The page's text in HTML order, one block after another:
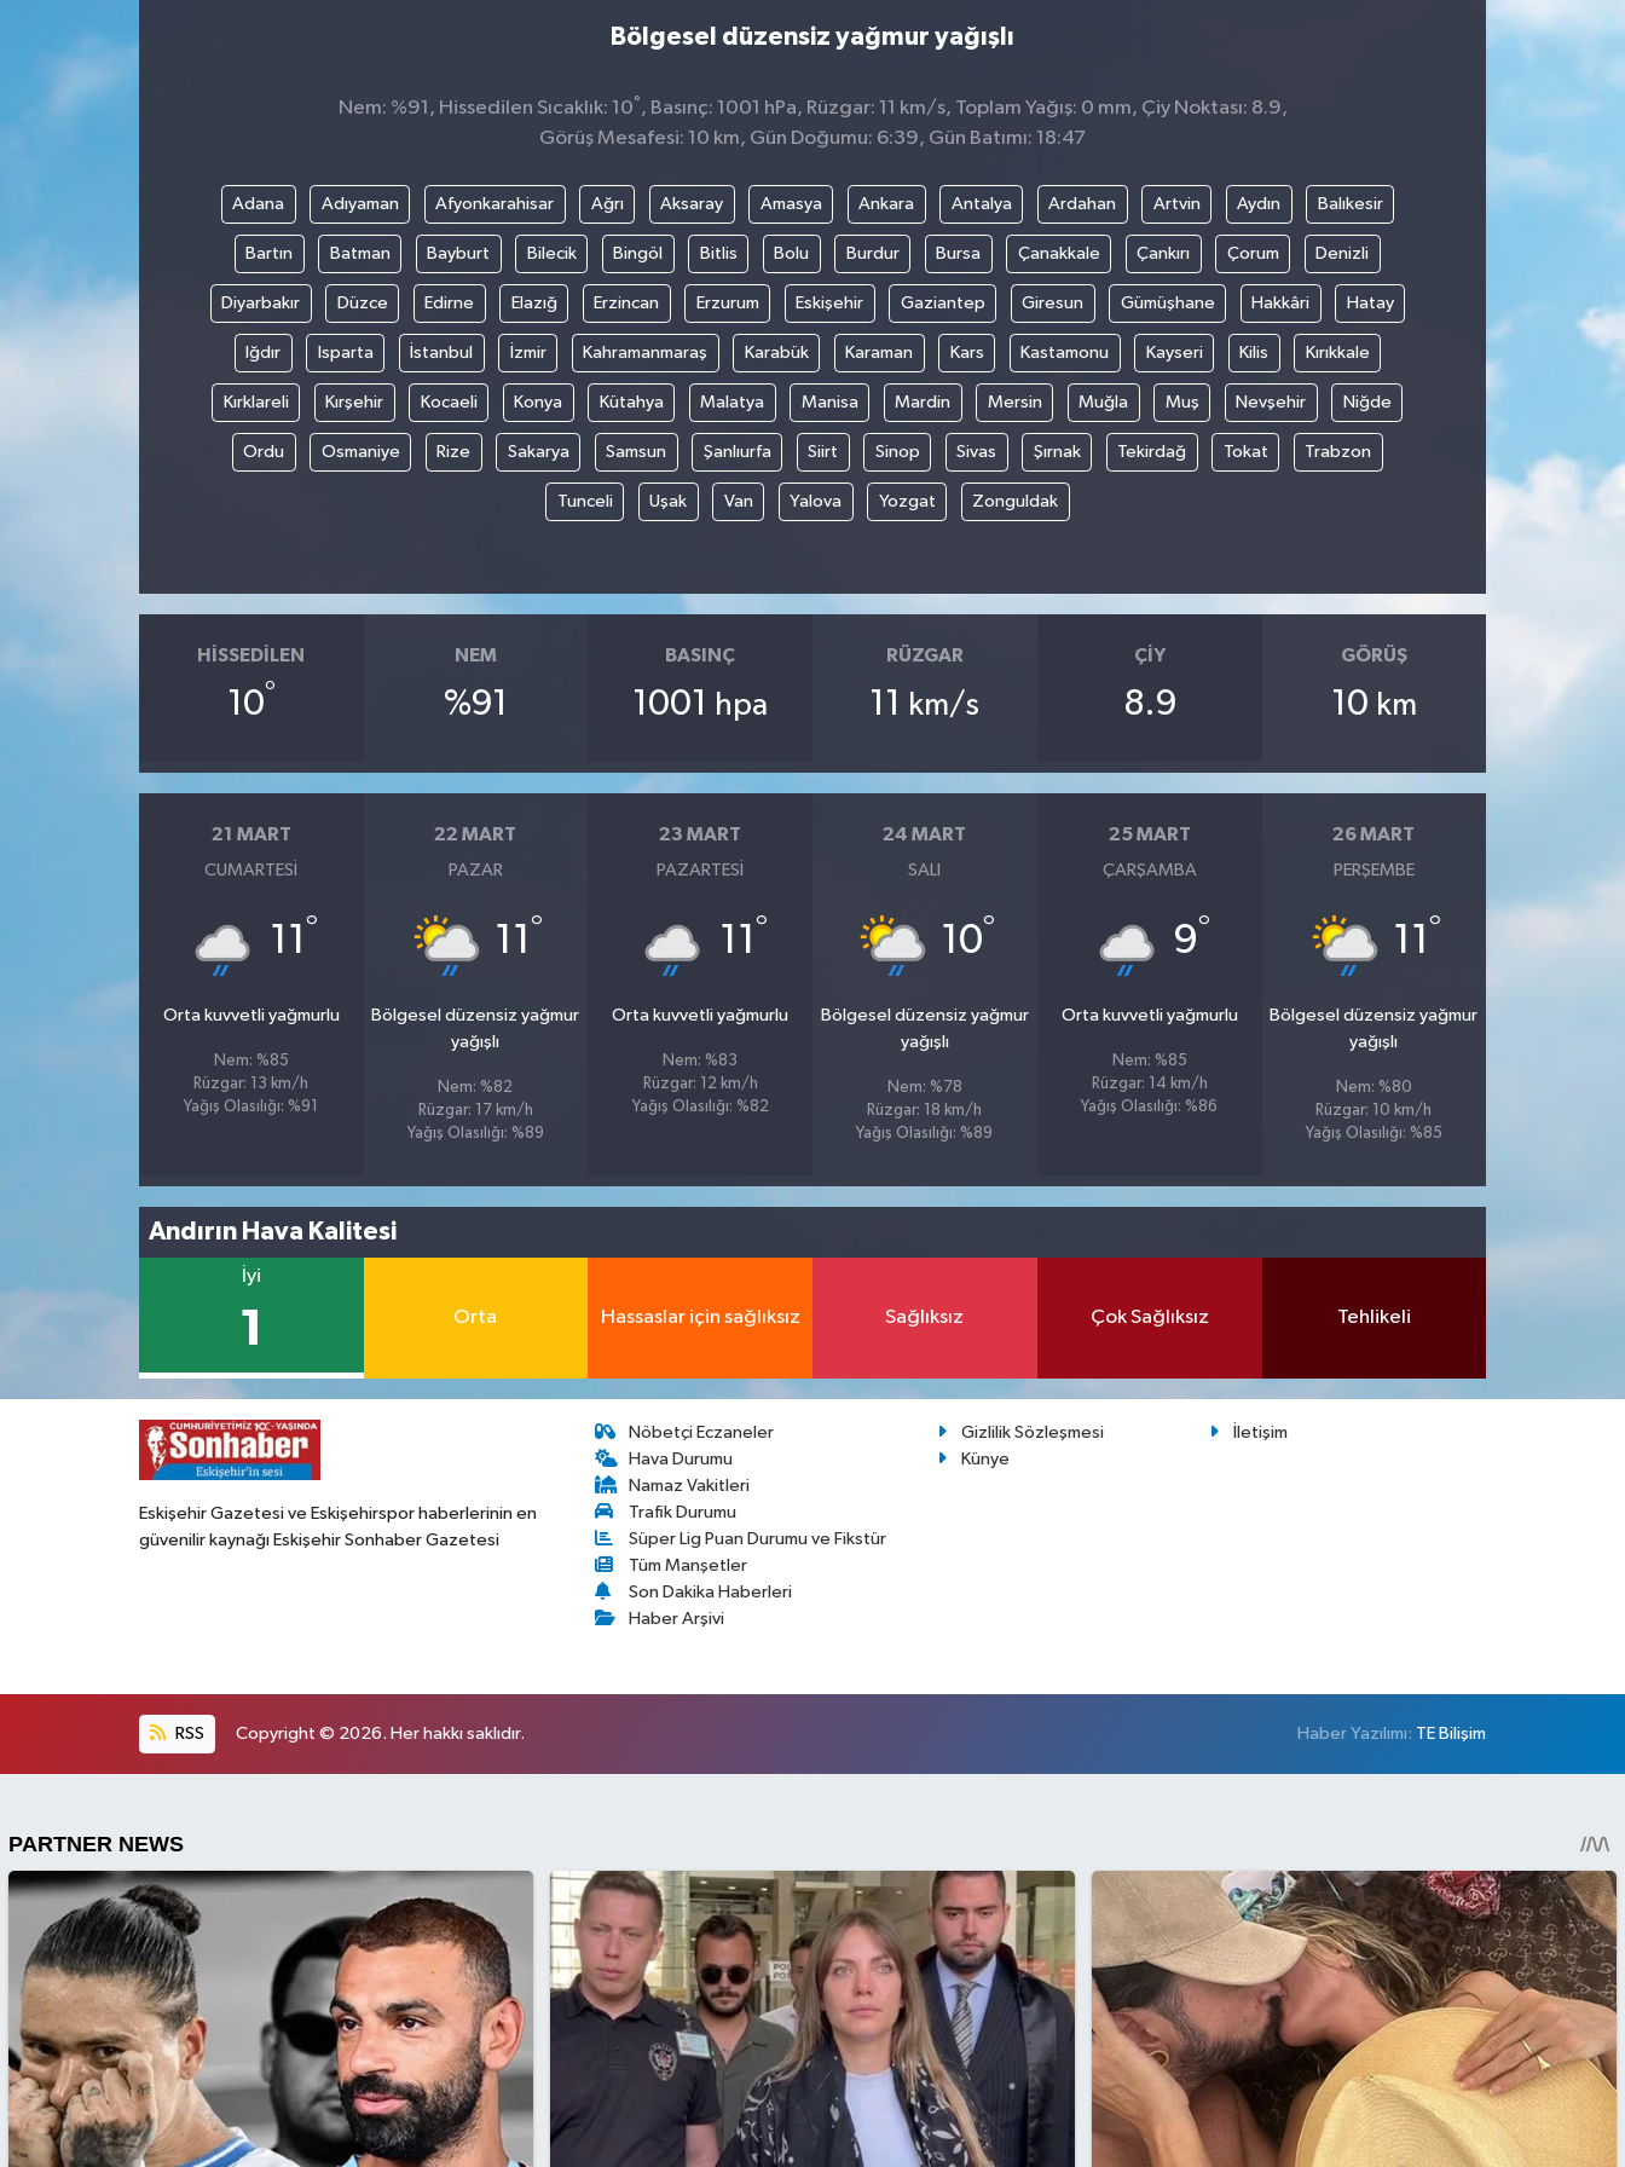
Bölgesel düzensiz yağmur yağışlı
Nem: %91, Hissedilen Sıcaklık: 10° , Basınç: 1001 hPa, Rüzgar: 11 km/s, Toplam Yağış: 0 mm, Çiy Noktası: 8.9,
Görüş Mesafesi: 10 km, Gün Doğumu: 6:39, Gün Batımı: 18:47
Adana Adıyaman Afyonkarahisar Ağrı Aksaray Amasya Ankara Antalya Ardahan Artvin Aydın Balıkesir
Bartın Batman Bayburt Bilecik Bingöl Bitlis Bolu Burdur Bursa Çanakkale Çankırı Çorum Denizli
Diyarbakır Düzce Edirne Elazığ Erzincan Erzurum Eskişehir Gaziantep Giresun Gümüşhane Hakkâri Hatay
Iğdır Isparta İstanbul İzmir Kahramanmaraş Karabük Karaman Kars Kastamonu Kayseri Kilis Kırıkkale
Kırklareli Kırşehir Kocaeli Konya Kütahya Malatya Manisa Mardin Mersin Muğla Muş Nevşehir Niğde
Ordu Osmaniye Rize Sakarya Samsun Şanlıurfa Siirt Sinop Sivas Şırnak Tekirdağ Tokat Trabzon
Tunceli Uşak Van Yalova Yozgat Zonguldak
HISSEDILEN
10°
NEM
%91
BASINÇ
1001 hpa
RÜZGAR
11 km/s
ÇIY
8.9
GÖRÜŞ
10 km
21 MART
CUMARTESI
11 °
Orta kuvvetli yağmurlu
Nem: %85
Rüzgar: 13 km/h
Yağış Olasılığı: %91
22 MART
PAZAR
11 °
Bölgesel düzensiz yağmur
yağışlı
Nem: %82
Rüzgar: 17 km/h
Yağış Olasılığı: %89
23 MART
PAZARTESI
11 °
Orta kuvvetli yağmurlu
Nem: %83
Rüzgar: 12 km/h
Yağış Olasılığı: %82
24 MART
SALI
10°
Bölgesel düzensiz yağmur
yağışlı
Nem: %78
Rüzgar: 18 km/h
Yağış Olasılığı: %89
25 MART
ÇARŞAMBA
9°
Orta kuvvetli yağmurlu
Nem: %85
Rüzgar: 14 km/h
Yağış Olasılığı: %86
26 MART
PERŞEMBE
11 °
Bölgesel düzensiz yağmur
yağışlı
Nem: %80
Rüzgar: 10 km/h
Yağış Olasılığı: %85
Andırın Hava Kalitesi
İyi
1 Orta Hassaslar için sağlıksız Sağlıksız Çok Sağlıksız Tehlikeli
Eskişehir Gazetesi ve Eskişehirspor haberlerinin en
güvenilir kaynağı Eskişehir Sonhaber Gazetesi
Nöbetçi Eczaneler
Hava Durumu
Namaz Vakitleri
Trafik Durumu
Süper Lig Puan Durumu ve Fikstür
Tüm Manşetler
Son Dakika Haberleri
Haber Arşivi
Gizlilik Sözleşmesi
İletişim
Künye
RSS Copyright © 2026. Her hakkı saklıdır. Haber Yazılımı: TE Bilişim
Siyaset